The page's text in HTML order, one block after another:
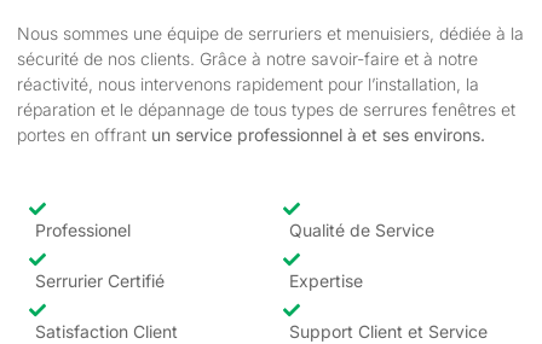
Nous sommes une équipe de serruriers et menuisiers, dédiée à la
sécurité de nos clients. Grâce à notre savoir-faire et à notre
réactivité, nous intervenons rapidement pour l’installation, la
réparation et le dépannage de tous types de serrures fenêtres et
portes en offrant un service professionnel à et ses environs.
Professionel
Serrurier Certifié
Satisfaction Client
Qualité de Service
Expertise
Support Client et Service